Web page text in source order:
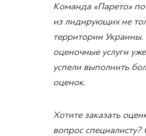
Команда «Парето» по
из лидирующих не
территории
оценочные услуги
успели выполнить
оценок.
Хотите заказать
вопрос специалисту?